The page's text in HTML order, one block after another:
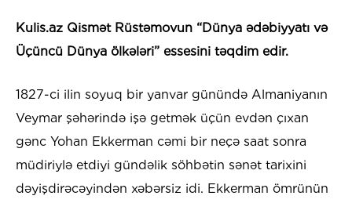
Kulis.az Qismət Rüstəmovun “Dünya ədəbiyyatı və
Üçüncü Dünya ölkələri” essesini təqdim edir.
1827-ci ilin soyuq bir yanvar günündə Almaniyanın
Veymar şəhərində işə getmək üçün evdən çıxan
gənc Yohan Ekkerman cəmi bir neçə saat sonra
müdiriylə etdiyi gündəlik söhbətin sənət tarixini
dəyişdirəcəyindən xəbərsiz idi. Ekkerman ömrünün